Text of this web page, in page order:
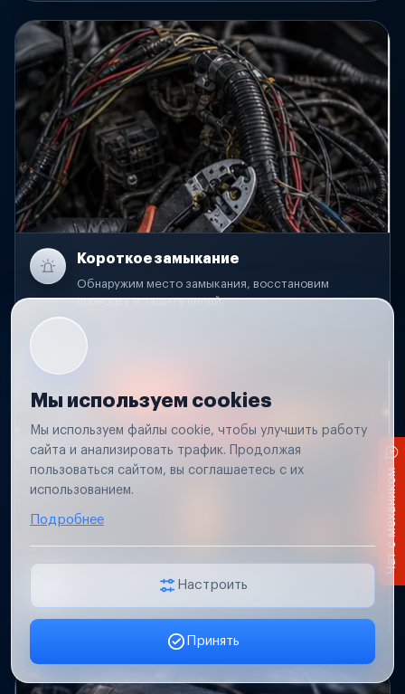
Короткое замыкание
Обнаружим место замыкания, восстановим
проводку и защиту цепей.
Не работает свет прицепа
Проверим проводку и разъемы, восстановим
Мы используем cookies
Мы используем файлы cookie, чтобы улучшить работу
сайта и анализировать трафик. Продолжая
пользоваться сайтом, вы соглашаетесь с их
использованием.
Подробнее
Настроить
Принять
Заявка онлайн
Чат с механиком